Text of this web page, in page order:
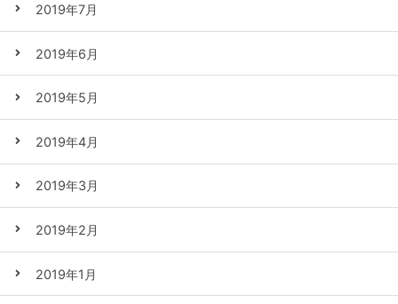
2019年7月
2019年6月
2019年5月
2019年4月
2019年3月
2019年2月
2019年1月